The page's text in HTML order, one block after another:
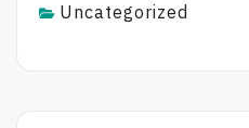
Uncategorized